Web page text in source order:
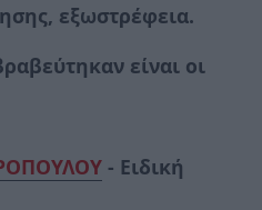
εξωστρέφεια.
είναι οι
- Ειδική